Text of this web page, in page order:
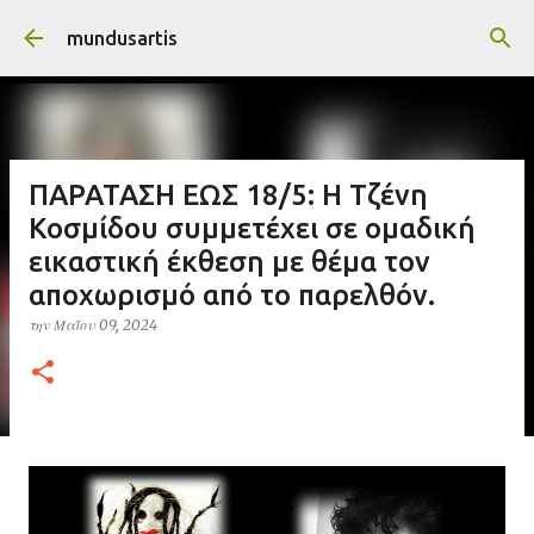
Μετάβαση στο κύριο περιεχόμενο
mundusartis
ΠΑΡΑΤΑΣΗ ΕΩΣ 18/5: Η Τζένη
Κοσμίδου συμμετέχει σε ομαδική
εικαστική έκθεση με θέμα τον
αποχωρισμό από το παρελθόν.
την Μαΐου 09, 2024